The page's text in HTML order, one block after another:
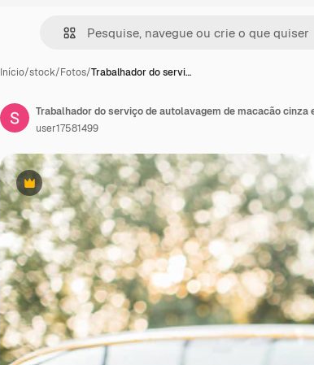
Início/stock/Fotos/Trabalhador do servi…
Premium
user17581499